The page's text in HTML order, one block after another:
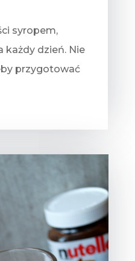
syropem,
każdy dzień. Nie
przygotować